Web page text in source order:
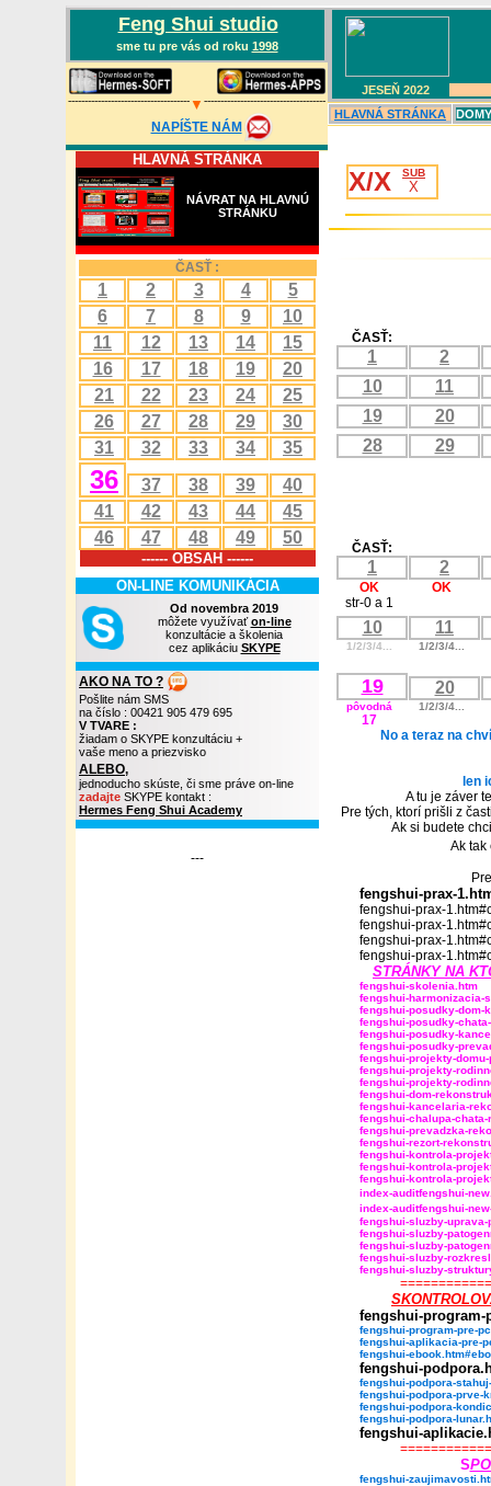
Feng Shui studio
sme tu pre vás od roku 1998
-------------------------------------▼ -------------------------------------
NAPÍŠTE NÁM
JESEŇ 2022
HLAVNÁ STRÁNKA
HLAVNÁ STRÁNKA
NÁVRAT NA HLAVNÚ
STRÁNKU
ČASŤ :
1 2 3 4
5
6
7 8 9
10
11
12 13 14
15
16
17 18 19
20
21
22 23 24
25
26
27 28 29
30
31
32 33 34 35
36 37 38 39
40
41
42 43 44
45
46
47 48 49 50
------ OBSAH ------
ON-LINE KOMUNIKÁCIA
Od novembra 2019
môžete využívaťon-line
konzultácie a školenia
cez aplikáciu SKYPE
AKO NA TO ?
Pošlite nám SMS
na číslo : 00421 905 479 695
V TVARE :
žiadam o SKYPE konzultáciu +
vaše meno a priezvisko
ALEBO,
jednoducho skúste, či sme práve on-line
zadajte SKYPE kontakt :
Hermes Feng Shui Academy
---
X/X SUB
X
ČASŤ:
1
2
10
11
19
20
28
29
ČASŤ:
1 2
OK
OK
str-0 a 1
10 11
1/2/3/4... 1/2/3/4...
19 20
pôvodná 1/2/3/4...
17
No a teraz na
len
A tu je záver
Pre tých, ktorí prišli z
Ak si budete
Ak
fengshui-prax-
fengshui-prax-
fengshui-prax-
fengshui-prax-
fengshui-prax-
STRÁNKY NA
fengshui-skolenia.htm
fengshui-harmonizacia-
fengshui-posudky-dom-
fengshui-posudky-
fengshui-posudky-
fengshui-posudky-
fengshui-projekty-
fengshui-projekty-
fengshui-projekty-
fengshui-dom-
fengshui-kancelaria-
fengshui-chalupa-
fengshui-prevadzka-
fengshui-rezort-
fengshui-kontrola-
fengshui-kontrola-
fengshui-kontrola-
index-auditfengshui-
index-auditfengshui-
fengshui-sluzby-
fengshui-sluzby-
fengshui-sluzby-
fengshui-sluzby-
fengshui-sluzby-
fengshui-program-
fengshui-program-pre-
fengshui-aplikacia-pre-
fengshui-
fengshui-
fengshui-podpora-
fengshui-podpora-prve-
fengshui-podpora-
fengshui-podpora-
fengshui-
S
fengshui-